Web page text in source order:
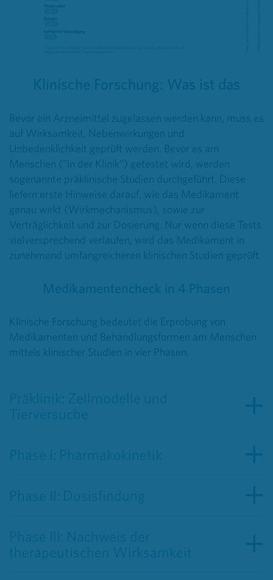
Klinische Forschung: Was ist das
Bevor ein Arzneimittel zugelassen werden kann, muss es
auf Wirksamkeit, Nebenwirkungen und
Unbedenklichkeit geprüft werden. Bevor es am
Menschen ("in der Klinik") getestet wird, werden
sogenannte präklinische Studien durchgeführt. Diese
liefern erste Hinweise darauf, wie das Medikament
genau wirkt (Wirkmechanismus), sowie zur
Verträglichkeit und zur Dosierung. Nur wenn diese Tests
vielversprechend verlaufen, wird das Medikament in
zunehmend umfangreicheren klinischen Studien geprüft.
Medikamentencheck in 4 Phasen
Klinische Forschung bedeutet die Erprobung von
Medikamenten und Behandlungsformen am Menschen
mittels klinischer Studien in vier Phasen.
Präklinik: Zellmodelle und
Tierversuche
Phase I: Pharmakokinetik
Phase II: Dosisfindung
Phase III: Nachweis der
therapeutischen Wirksamkeit